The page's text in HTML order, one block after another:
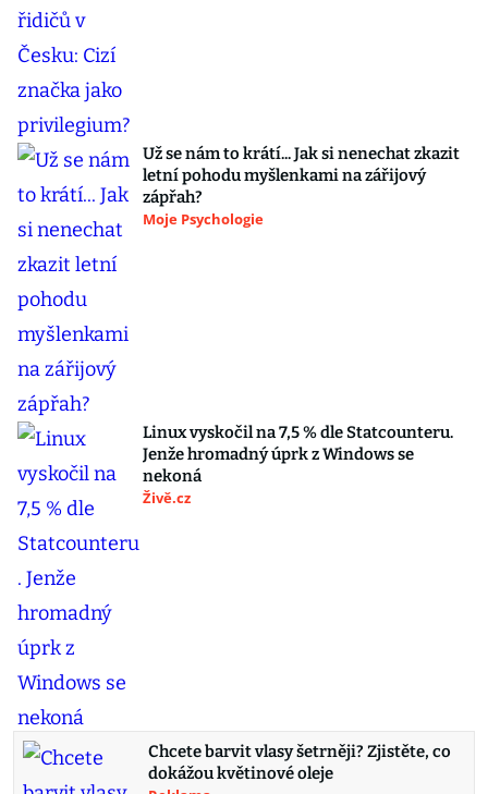
Už se nám to krátí... Jak si nenechat zkazit
letní pohodu myšlenkami na zářijový
zápřah?
Moje Psychologie
Linux vyskočil na 7,5 % dle Statcounteru.
Jenže hromadný úprk z Windows se
nekoná
Živě.cz
Chcete barvit vlasy šetrněji? Zjistěte, co
dokážou květinové oleje